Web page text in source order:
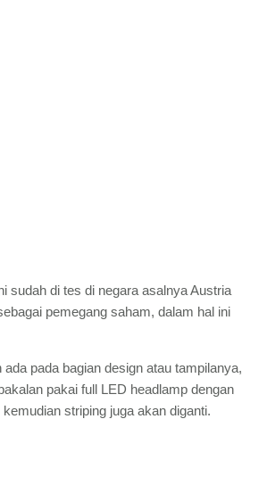
sudah di tes di negara asalnya Austria
pemegang saham, dalam hal ini
ada pada bagian design atau tampilanya,
pakai full LED headlamp dengan
striping juga akan diganti.